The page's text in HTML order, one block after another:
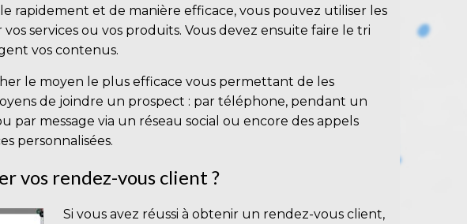
rapidement et de manière efficace, vous pouvez utiliser les
services ou vos produits. Vous devez ensuite faire le tri
vos contenus.
le moyen le plus efficace vous permettant de les
de joindre un prospect : par téléphone, pendant un
par message via un réseau social ou encore des appels
personnalisées.
vos rendez-vous client ?
Si vous avez réussi à obtenir un rendez-vous client,